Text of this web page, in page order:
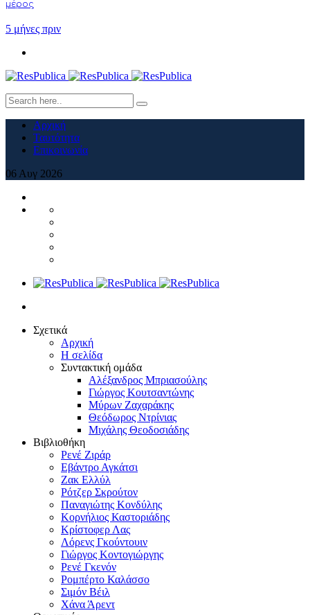
μέρος
5 μήνες πριν
Αρχική
Ταυτότητα
Επικοινωνία
06Αυγ 2026
Σχετικά
Αρχική
Η σελίδα
Συντακτική ομάδα
Αλέξανδρος Μπριασούλης
Γιώργος Κουτσαντώνης
Μύρων Ζαχαράκης
Θεόδωρος Ντρίνιας
Μιχάλης Θεοδοσιάδης
Βιβλιοθήκη
Ρενέ Ζιράρ
Εβάντρο Αγκάτσι
Ζακ Ελλύλ
Ρότζερ Σκρούτον
Παναγιώτης Κονδύλης
Κορνήλιος Καστοριάδης
Κρίστοφερ Λας
Λόρενς Γκούντουιν
Γιώργος Κοντογιώργης
Ρενέ Γκενόν
Ρομπέρτο Καλάσσο
Σιμόν Βέιλ
Χάνα Άρεντ